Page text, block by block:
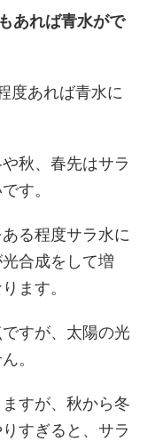
あれば青水がで
度あれば青水に
秋、春先はサラ
す。
る程度サラ水に
合成をして増
ます。
すが、太陽の光
。
すが、秋から冬
すぎると、サラ